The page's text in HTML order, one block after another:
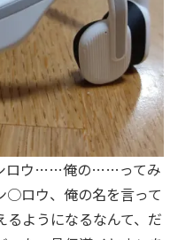
ロウ……俺の……ってみ
○ロウ、俺の名を言って
ようになるなんて、だ